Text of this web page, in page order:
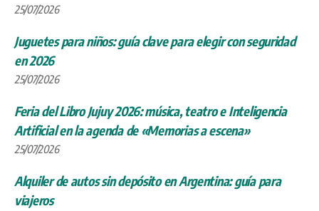
25/07/2026
Juguetes para niños: guía clave para elegir con seguridad
en 2026
25/07/2026
Feria del Libro Jujuy 2026: música, teatro e Inteligencia
Artificial en la agenda de «Memorias a escena»
25/07/2026
Alquiler de autos sin depósito en Argentina: guía para
viajeros